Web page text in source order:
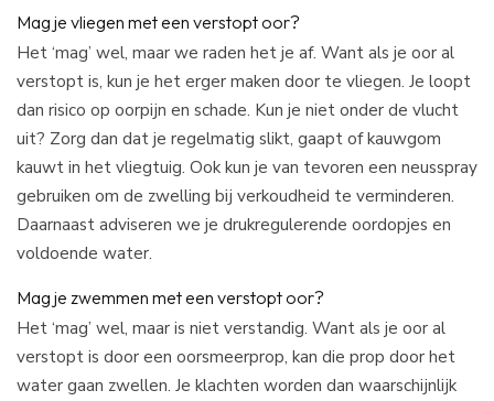
Mag je vliegen met een verstopt oor?
Het ‘mag’ wel, maar we raden het je af. Want als je oor al
verstopt is, kun je het erger maken door te vliegen. Je loopt
dan risico op oorpijn en schade. Kun je niet onder de vlucht
uit? Zorg dan dat je regelmatig slikt, gaapt of kauwgom
kauwt in het vliegtuig. Ook kun je van tevoren een neusspray
gebruiken om de zwelling bij verkoudheid te verminderen.
Daarnaast adviseren we je drukregulerende oordopjes en
voldoende water.
Mag je zwemmen met een verstopt oor?
Het ‘mag’ wel, maar is niet verstandig. Want als je oor al
verstopt is door een oorsmeerprop, kan die prop door het
water gaan zwellen. Je klachten worden dan waarschijnlijk